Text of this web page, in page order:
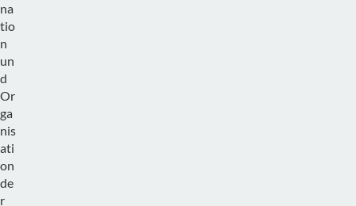
na
tio
n
un
d
Or
ga
nis
ati
on
de
r